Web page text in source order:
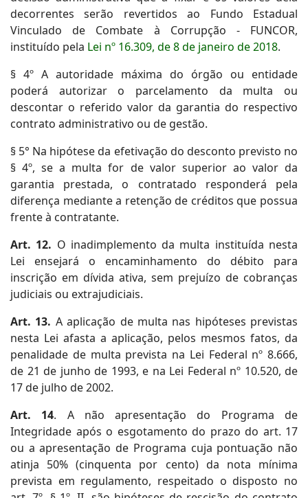
decorrentes serão revertidos ao Fundo Estadual
Vinculado de Combate à Corrupção - FUNCOR,
instituído pela Lei nº 16.309, de 8 de janeiro de 2018.
§ 4º A autoridade máxima do órgão ou entidade
poderá autorizar o parcelamento da multa ou
descontar o referido valor da garantia do respectivo
contrato administrativo ou de gestão.
§ 5° Na hipótese da efetivação do desconto previsto no
§ 4º, se a multa for de valor superior ao valor da
garantia prestada, o contratado responderá pela
diferença mediante a retenção de créditos que possua
frente à contratante.
Art. 12. O inadimplemento da multa instituída nesta
Lei ensejará o encaminhamento do débito para
inscrição em dívida ativa, sem prejuízo de cobranças
judiciais ou extrajudiciais.
Art. 13. A aplicação de multa nas hipóteses previstas
nesta Lei afasta a aplicação, pelos mesmos fatos, da
penalidade de multa prevista na Lei Federal nº 8.666,
de 21 de junho de 1993, e na Lei Federal nº 10.520, de
17 de julho de 2002.
Art. 14. A não apresentação do Programa de
Integridade após o esgotamento do prazo do art. 17
ou a apresentação de Programa cuja pontuação não
atinja 50% (cinquenta por cento) da nota mínima
prevista em regulamento, respeitado o disposto no